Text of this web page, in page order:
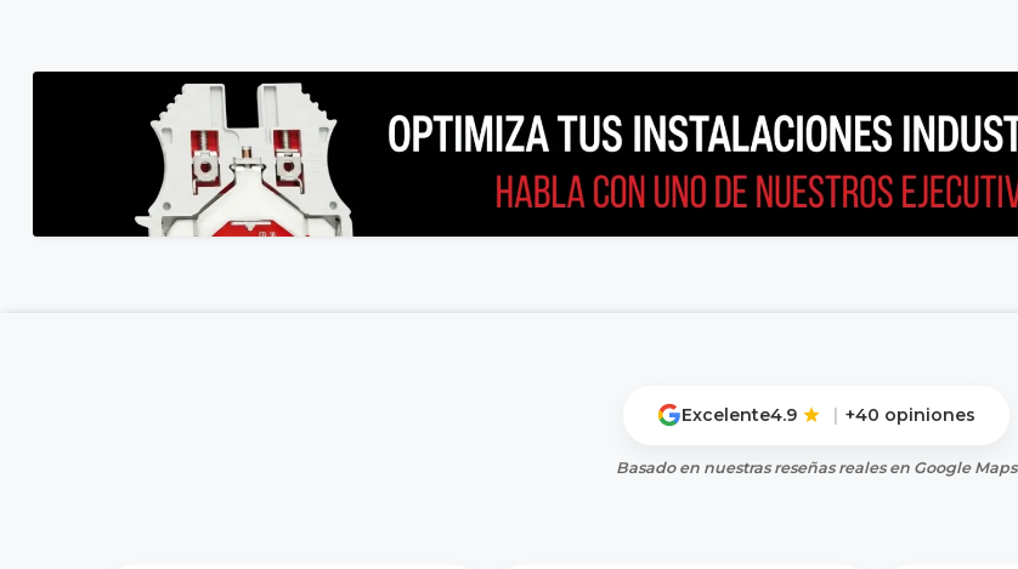
Excelente4.9 | +40 opiniones
Basado en nuestras reseñas reales en Google Maps